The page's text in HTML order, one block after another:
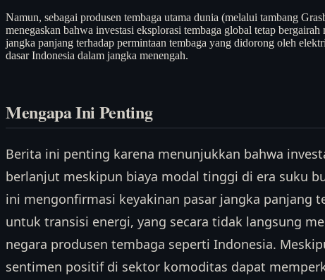
Namun, sebagai produsen tembaga utama dunia (melalui tambang
menegaskan bahwa investasi eksplorasi tembaga global tetap
jangka panjang terhadap permintaan tembaga yang didorong oleh
dasar Indonesia dalam jangka menengah.
Mengapa Ini Penting
Berita ini penting karena menunjukkan bahwa
berlanjut meskipun biaya modal tinggi di era suku
ini mengonfirmasi keyakinan pasar jangka panjang
untuk transisi energi, yang secara tidak langsung
negara produsen tembaga seperti Indonesia.
sentimen positif di sektor komoditas dapat